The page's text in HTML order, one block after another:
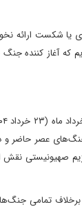
یا شکست ارائه
که آغاز کننده
عصر حاضر و
حاکم بر جنگ ۱۲ روزه